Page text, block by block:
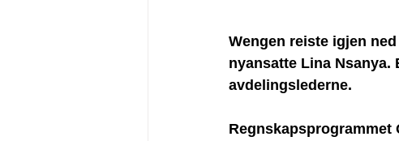
Wengen reiste igjen
nyansatte Lina
avdelingslederne.